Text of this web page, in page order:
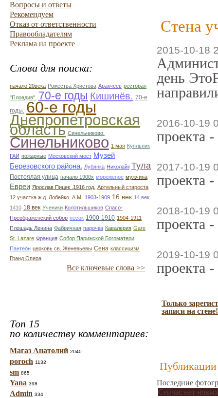
Вопросы и ответы
Рекомендуем
Отказ от ответственности
Правообладателям
Реклама на проекте
Слова для поиска:
начало 20века Рожества Христова Аракчеев ресторан
"Пловдив".
70-е годы Кишинёв. 70-е
годы. 60-е годы
Днепропетровская
область Синельниково.
Синельниково 1 мая Куяльник
ГАИ пожарные Московский мост Музей
Березовского района. Лубянка Николайii Тула
Постоялая улица начало 1900х мороженое мужчина
Евреи Ярослав Пицек .1916 год. Артельный староста
12 участка ж.д. Лобейко. А.М.
1903-1909 16 век 14 век
1410 18 век Ученики Колотильшиков Спасо-
Преображенский собор песок 1900-1910 1904-1911
Плошадь Ленина Фабричная парочка Кавалерия Gare
St. Lazare Франция Собор Парижской Богоматери
Пантео́н церковь св. Женевьевы Сена классицизм
Гранд Опера
Все ключевые слова >>
Топ 15
по количеству комментариев:
Магаз Анатолий 2040
poroch 1132
sm 865
Yana 398
Admin 334
Стена
2015-10-18
день
2016-10-19
проекта
2017-10-19
проекта
2018-10-19
проекта
2019-10-19
проекта
Только
записи на стене!
Публикации
Последние
Сейчас нет